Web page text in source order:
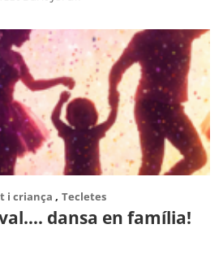
i criança , Tecletes
dansa en família!